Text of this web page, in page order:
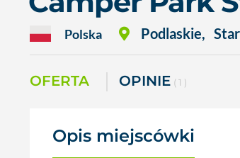
Polska Podlaskie,
OFERTA OPINIE ( 1 )
Opis miejscówki